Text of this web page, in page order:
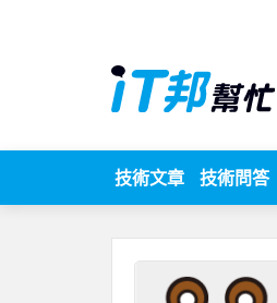
技術文章 技術問答